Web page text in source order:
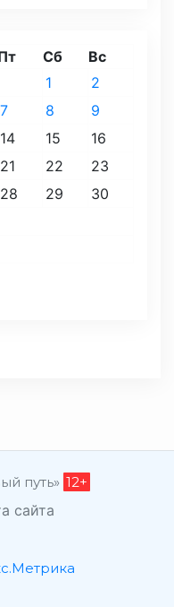
Сб Вс
1
2
7 8
9
14 15
16
21 22
23
28 29
30
путь» 12+
сайта